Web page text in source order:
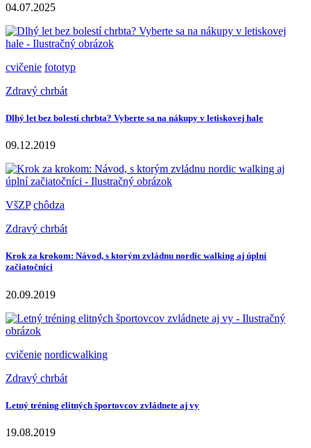
04.07.2025
cvičenie fototyp
Zdravý chrbát
Dlhý let bez bolestí chrbta? Vyberte sa na nákupy v letiskovej hale
09.12.2019
VšZP chôdza
Zdravý chrbát
Krok za krokom: Návod, s ktorým zvládnu nordic walking aj úplní
začiatočníci
20.09.2019
cvičenie nordicwalking
Zdravý chrbát
Letný tréning elitných športovcov zvládnete aj vy
19.08.2019